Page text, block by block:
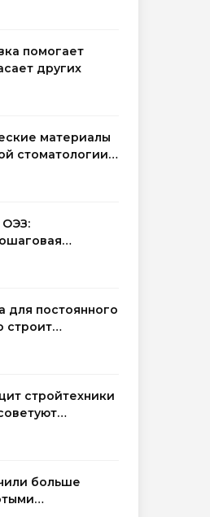
помогает
других
материалы
стоматологии
ОЭЗ:
для инвесторов
для постоянного
строит
стройтехники
больше